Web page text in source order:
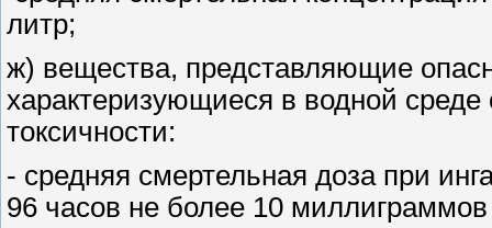
литр;
ж) вещества, представляющие
характеризующиеся в водной
токсичности:
- средняя смертельная доза при
96 часов не более 10